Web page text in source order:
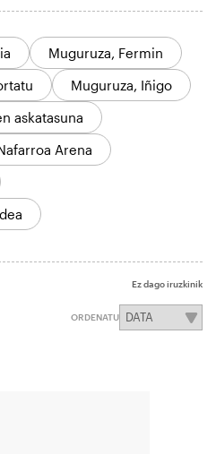
Muguruza, Fermin
Muguruza, Iñigo
askatasuna
Arena
Ez dago iruzkinik
ORDENATU